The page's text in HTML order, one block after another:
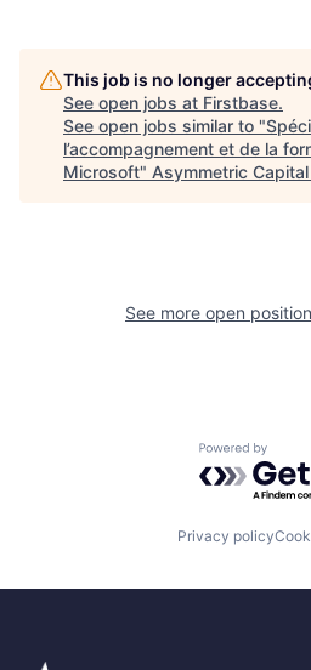
This job is no longer
See open jobs at Firstbase.
See open jobs similar to "
l’accompagnement et de la
Microsoft" Asymmetric
See more open
Powered by
Privacy policy